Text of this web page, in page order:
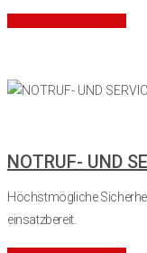
NOTRUF- UND
Höchstmögliche
einsatzbereit.